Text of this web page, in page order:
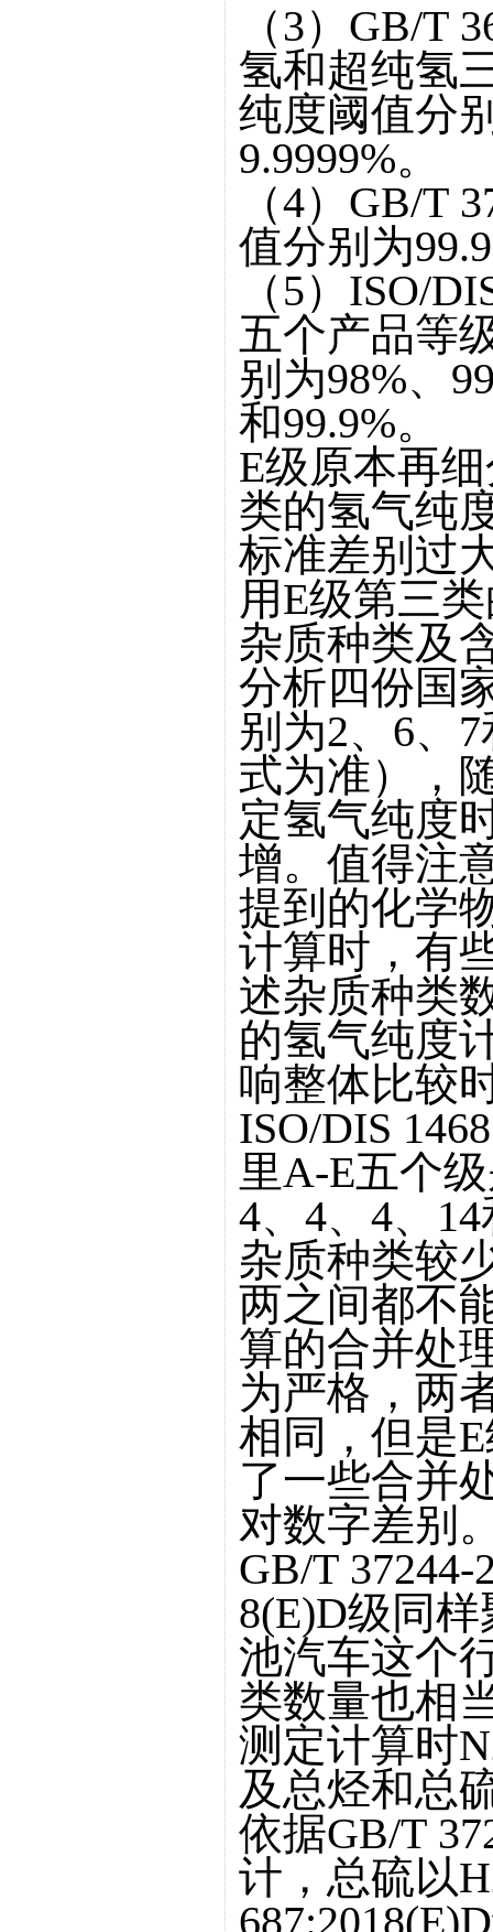
（3）GB/T
氢和超纯氢
纯度阈值分
9.9999%。
（4）GB/T
值分别为
（5）ISO/
五个产品等
别为98%、
和99.9%。
E级原本再
类的氢气纯
标准差别过
用E级第三
杂质种类及
分析四份国
别为2、6、
式为准），
定氢气纯度
增。值得注
提到的化学
计算时，有
述杂质种类
的氢气纯度
响整体比较
ISO/DIS
里A-E五个
4、4、4、
杂质种类较
两之间都不
算的合并处
为严格，两
相同，但是
了一些合并
对数字差别
GB/T 37244-
8(E)D级同
池汽车这个
类数量也相
测定计算时
及总烃和总
依据GB/T
计，总硫以